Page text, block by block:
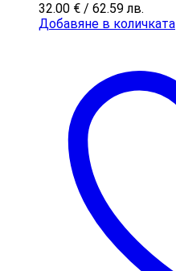
32.00 € / 62.59 лв.
Добавяне в количката